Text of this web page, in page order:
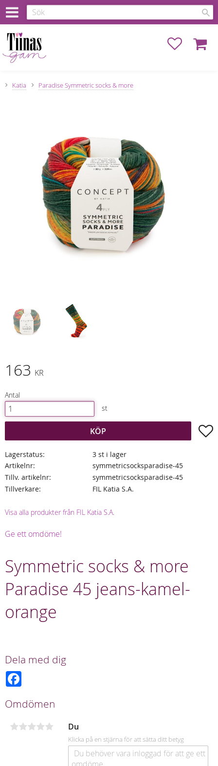
Favoriter
Katia Paradise Symmetric socks & more
163 KR
Antal
st
KÖP
Lagerstatus
3 st i lager
Artikelnr
symmetricsocksparadise-45
Tillv. artikelnr
symmetricsocksparadise-45
Tillverkare
FIL Katia S.A.
Visa alla produkter från FIL Katia S.A.
Ge ett omdöme!
Symmetric socks & more
Paradise 45 jeans-kamel-
orange
Dela med dig
b
o
k
Omdömen
Du
Klicka på en stjärna för att sätta ditt betyg